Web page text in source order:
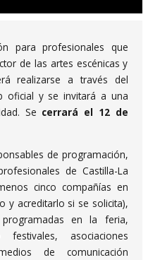
para profesionales que
de las artes escénicas y
realizarse a través del
oficial y se invitará a una
Se cerrará el 12 de
de programación,
de Castilla-La
cinco compañías en
y acreditarlo si se solicita),
en la feria,
asociaciones
de comunicación